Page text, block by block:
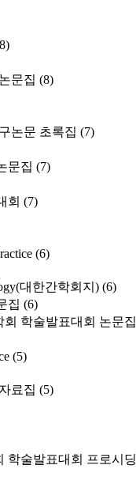
문집 (8)
논문 초록집 (7)
문집 (7)
회 (7)
(6)
대한간학회지) (6)
집 (6)
학술발표대회 논문집
(5)
료집 (5)
학술발표대회 프로시딩